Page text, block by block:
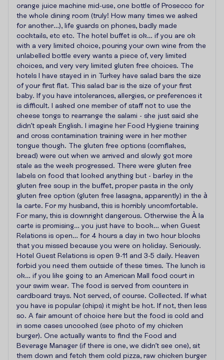
orange juice machine mid-use, one bottle of Prosecco for
the whole dining room (truly! How many times we asked
for another…), life guards on phones, badly made
cocktails, etc etc. The hotel buffet is ok… if you are ok
with a very limited choice, pouring your own wine from the
unlabelled bottle every wants a piece of, very limited
choices, and very very limited gluten free choices. The
hotels I have stayed in in Turkey have salad bars the size
of your first flat. This salad bar is the size of your first
baby. If you have intolerances, allergies, or preferences it
is difficult. I asked one member of staff not to use the
cheese tongs to rearrange the salami - she just said she
didn’t speak English. I imagine her Food Hygiene training
and cross contamination training were in her mother
tongue though. The gluten free options (cornflakes,
bread) were out when we arrived and slowly got more
stale as the week progressed. There were gluten free
labels on food that looked anything but - barley in the
gluten free soup in the buffet, proper pasta in the only
gluten free option (gluten free lasagna, apparently) in the à
la carte. For my husband, this is horribly uncomfortable.
For many, this is downright dangerous. Otherwise the À la
carte is promising… you just have to book… when Guest
Relations is open… for 4 hours a day in two hour blocks
that you missed because you were on holiday. Seriously.
Hotel Guest Relations is open 9-11 and 3-5 daily. Heaven
forbid you need them outside of these times. The lunch is
ok… if you like going to an American Mall food court in
your swim wear. The food is served from counters in
cardboard trays. Not served, of course. Collected. If what
you have is popular (chips) it might be hot. If not, then less
so. A fair amount of choice here but the food is cold and
in some cases uncooked (see photo of my chicken
burger). One actually wants to find the Food and
Beverage Manager (if there is one, we didn’t see one), sit
them down and fetch them cold pizza, raw chicken burger